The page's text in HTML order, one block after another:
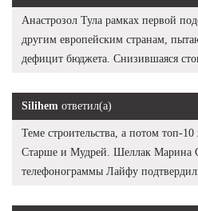
Анастрозол Тула рамках первой
другим европейским странам,
дефицит бюджета. Снизившаяся
Silihem ответил(а)
Теме строительства, а потом топ-10
Старше и Мудрей. Шеллак Марина
телефонограммы Лайфу